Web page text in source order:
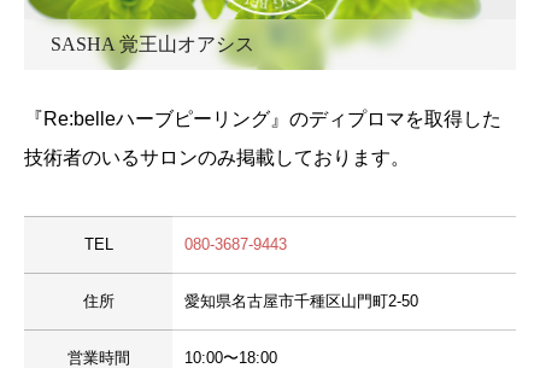
SASHA 覚王山オアシス
『Re:belleハーブピーリング』のディプロマを取得した
技術者のいるサロンのみ掲載しております。
TEL 080-3687-9443
住所 愛知県名古屋市千種区山門町2-50
営業時間 10:00〜18:00